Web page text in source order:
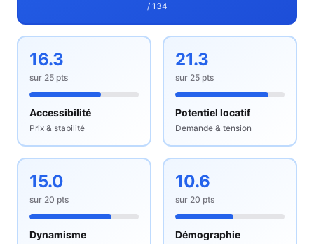
/ 134
16.3
sur 25 pts
Accessibilité
Prix & stabilité
21.3
sur 25 pts
Potentiel locatif
Demande & tension
15.0
sur 20 pts
Dynamisme
10.6
sur 20 pts
Démographie